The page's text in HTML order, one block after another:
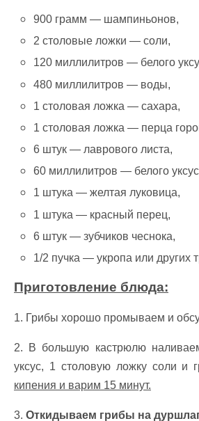
900 грамм — шампиньонов,
2 столовые ложки — соли,
120 миллилитров — белого
480 миллилитров — воды,
1 столовая ложка — сахара,
1 столовая ложка — перца
6 штук — лаврового листа,
60 миллилитров — белого
1 штука — желтая луковица,
1 штука — красный перец,
6 штук — зубчиков чеснока,
1/2 пучка — укропа или других
Приготовление блюда:
1. Грибы хорошо промываем и
2. В большую кастрюлю
уксус, 1 столовую ложку соли и
кипения и варим 15 минут.
3. Откидываем грибы на